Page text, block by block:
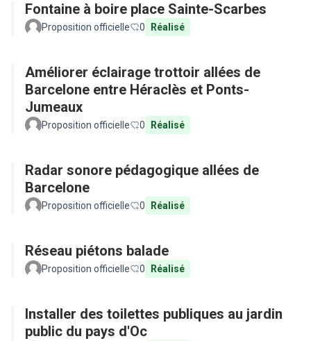
Fontaine à boire place Sainte-Scarbes
Proposition officielle 0 Réalisé
Améliorer éclairage trottoir allées de
Barcelone entre Héraclès et Ponts-
Jumeaux
Proposition officielle 0 Réalisé
Radar sonore pédagogique allées de
Barcelone
Proposition officielle 0 Réalisé
Réseau piétons balade
Proposition officielle 0 Réalisé
Installer des toilettes publiques au jardin
public du pays d'Oc